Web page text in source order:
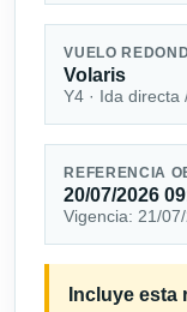
VUELO
Volaris
Y4 · Ida
REFERENCIA
20/07/2026
Vigencia: 21/
Incluye esta